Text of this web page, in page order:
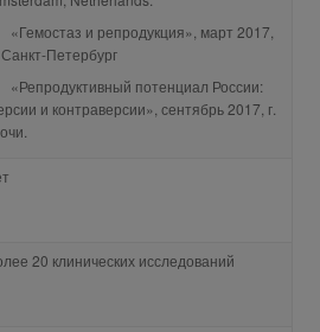
«Гемостаз и репродукция», март 2017,
Санкт-Петербург
«Репродуктивный потенциал России:
и контраверсии», сентябрь 2017, г.
20 клинических исследований